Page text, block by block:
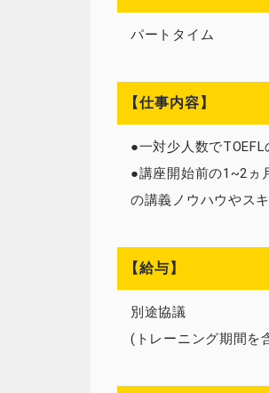
パートタイム
【仕事内容】
●一対少人数で
●講座開始前の1~2ヵ
の講義ノウハウやス
【給与】
別途協議
(トレーニング期間を